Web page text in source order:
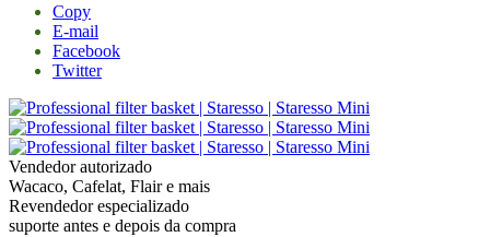
Copy
E-mail
Facebook
Twitter
Vendedor autorizado
Wacaco, Cafelat, Flair e mais
Revendedor especializado
suporte antes e depois da compra